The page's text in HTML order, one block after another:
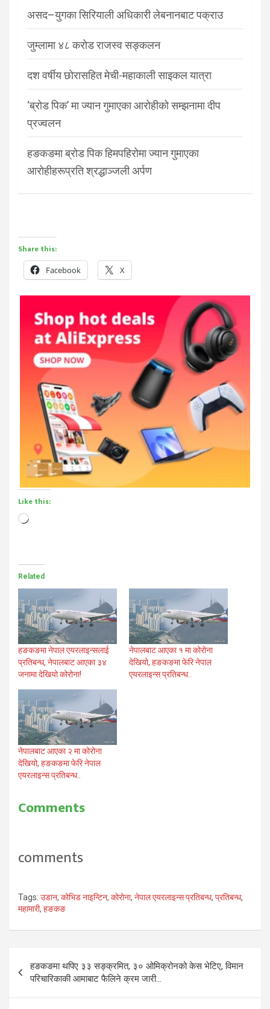
असद–युगका सिरियाली अधिकारी लेबनानबाट पक्राउ
जुम्लामा ४८ करोड राजस्व सङ्कलन
दश वर्षीय छोरासहित मेची-महाकाली साइकल यात्रा
‘ब्रोड पिक’ मा ज्यान गुमाएका आरोहीको सम्झनामा दीप
प्रज्वलन
हङकङमा ब्रोड पिक हिमपहिरोमा ज्यान गुमाएका
आरोहीहरूप्रति श्रद्धाञ्जली अर्पण
Share this:
Facebook X
Like this:
Loading…
Related
हङकङमा नेपाल एयरलाइन्सलाई
प्रतिबन्ध, नेपालबाट आएका ३४
जनामा देखियो कोरोना!
नेपालबाट आएका १ मा कोरोना
देखियो, हङकङमा फेरि नेपाल
एयरलाइन्स प्रतिबन्ध..
नेपालबाट आएका २ मा कोरोना
देखियो, हङकङमा फेरि नेपाल
एयरलाइन्स प्रतिबन्ध..
Comments
comments
Tags: उडान, कोभिड नाइन्टिन, कोरोना, नेपाल एयरलाइन्स प्रतिबन्ध, प्रतिबन्ध,
महामारी, हङकङ
Post
navigation
हङकङमा थपिए ३३ सङ्क्रमित, ३० ओमिक्रोनको केस भेटिए, विमान
परिचारिकाकी आमाबाट फैलिने क्रम जारी…